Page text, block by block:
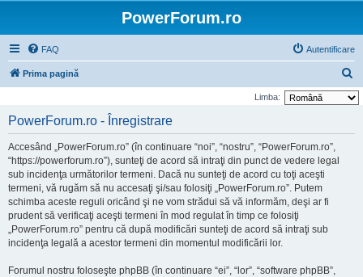
PowerForum.ro
FAQ Autentificare
Prima pagină
ă
Limba:
PowerForum.ro - Înregistrare
Accesând „PowerForum.ro” (în continuare “noi”, “nostru”, “PowerForum.ro”,
“https://powerforum.ro”), sunteţi de acord să intraţi din punct de vedere legal
sub incidenţa următorilor termeni. Dacă nu sunteţi de acord cu toţi aceşti
termeni, vă rugăm să nu accesaţi şi/sau folosiţi „PowerForum.ro”. Putem
schimba aceste reguli oricând şi ne vom strădui să vă informăm, deşi ar fi
prudent să verificaţi aceşti termeni în mod regulat în timp ce folosiţi
„PowerForum.ro” pentru că după modificări sunteţi de acord să intraţi sub
incidenţa legală a acestor termeni din momentul modificării lor.
Forumul nostru foloseşte phpBB (în continuare “ei”, “lor”, “software phpBB”,